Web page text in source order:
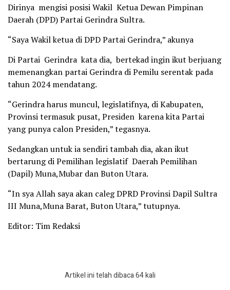
Dirinya mengisi posisi Wakil Ketua Dewan Pimpinan
Daerah (DPD) Partai Gerindra Sultra.
“Saya Wakil ketua di DPD Partai Gerindra,” akunya
Di Partai Gerindra kata dia, bertekad ingin ikut berjuang
memenangkan partai Gerindra di Pemilu serentak pada
tahun 2024 mendatang.
“Gerindra harus muncul, legislatifnya, di Kabupaten,
Provinsi termasuk pusat, Presiden karena kita Partai
yang punya calon Presiden,” tegasnya.
Sedangkan untuk ia sendiri tambah dia, akan ikut
bertarung di Pemilihan legislatif Daerah Pemilihan
(Dapil) Muna,Mubar dan Buton Utara.
“In sya Allah saya akan caleg DPRD Provinsi Dapil Sultra
III Muna,Muna Barat, Buton Utara,” tutupnya.
Editor: Tim Redaksi
Artikel ini telah dibaca 64 kali